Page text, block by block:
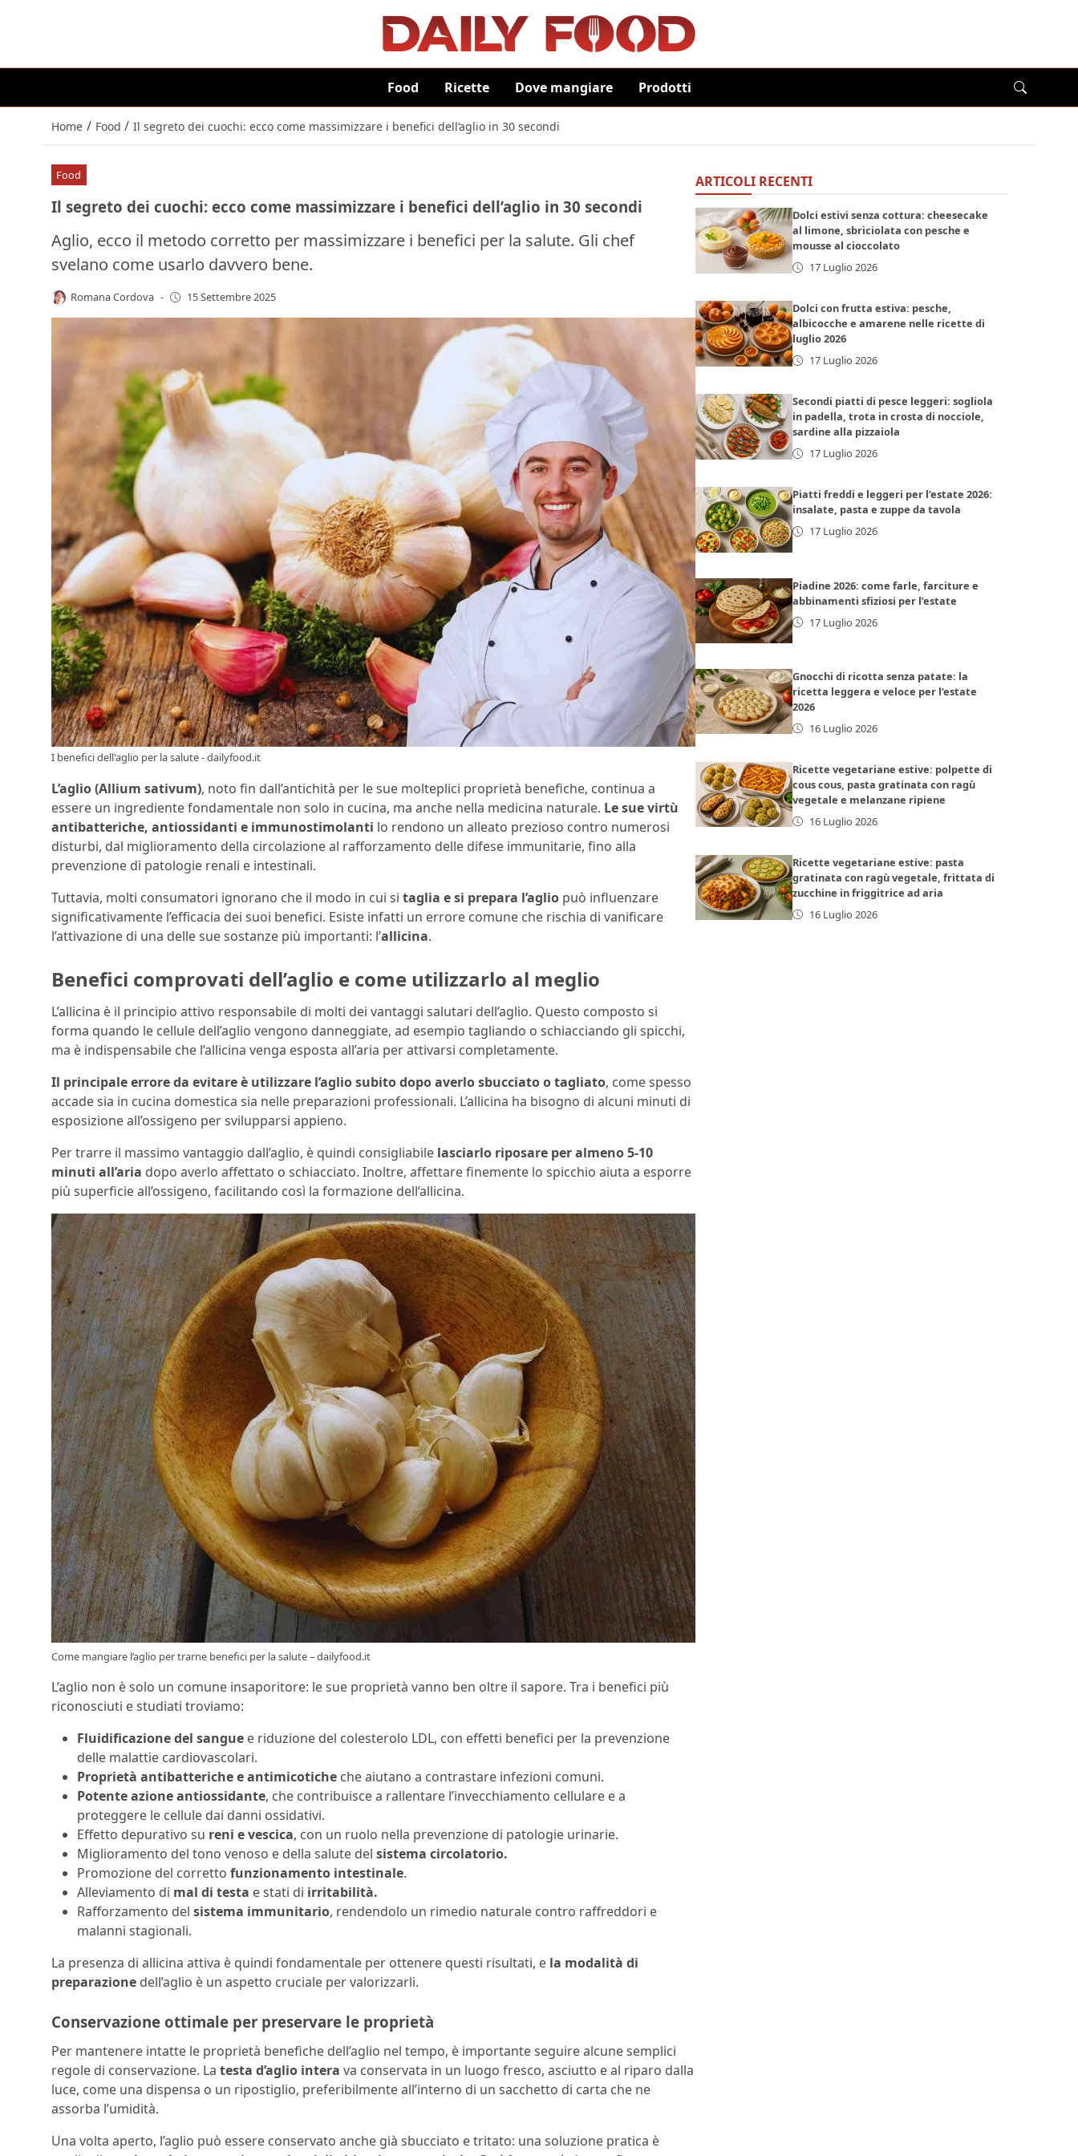
Food Ricette Dove mangiare Prodotti
Home / Food / Il segreto dei cuochi: ecco come massimizzare i benefici dell’aglio in 30 secondi
Food
Il segreto dei cuochi: ecco come massimizzare i benefici dell’aglio in 30 secondi
Aglio, ecco il metodo corretto per massimizzare i benefici per la salute. Gli chef
svelano come usarlo davvero bene.
Romana Cordova - 15 Settembre 2025
I benefici dell'aglio per la salute - dailyfood.it
L’aglio (Allium sativum), noto fin dall’antichità per le sue molteplici proprietà benefiche, continua a
essere un ingrediente fondamentale non solo in cucina, ma anche nella medicina naturale. Le sue virtù
antibatteriche, antiossidanti e immunostimolanti lo rendono un alleato prezioso contro numerosi
disturbi, dal miglioramento della circolazione al rafforzamento delle difese immunitarie, fino alla
prevenzione di patologie renali e intestinali.
Tuttavia, molti consumatori ignorano che il modo in cui si taglia e si prepara l’aglio può influenzare
significativamente l’efficacia dei suoi benefici. Esiste infatti un errore comune che rischia di vanificare
l’attivazione di una delle sue sostanze più importanti: l’allicina.
Benefici comprovati dell’aglio e come utilizzarlo al meglio
L’allicina è il principio attivo responsabile di molti dei vantaggi salutari dell’aglio. Questo composto si
forma quando le cellule dell’aglio vengono danneggiate, ad esempio tagliando o schiacciando gli spicchi,
ma è indispensabile che l’allicina venga esposta all’aria per attivarsi completamente.
Il principale errore da evitare è utilizzare l’aglio subito dopo averlo sbucciato o tagliato, come spesso
accade sia in cucina domestica sia nelle preparazioni professionali. L’allicina ha bisogno di alcuni minuti di
esposizione all’ossigeno per svilupparsi appieno.
Per trarre il massimo vantaggio dall’aglio, è quindi consigliabile lasciarlo riposare per almeno 5-10
minuti all’aria dopo averlo affettato o schiacciato. Inoltre, affettare finemente lo spicchio aiuta a esporre
più superficie all’ossigeno, facilitando così la formazione dell’allicina.
Come mangiare l’aglio per trarne benefici per la salute – dailyfood.it
L’aglio non è solo un comune insaporitore: le sue proprietà vanno ben oltre il sapore. Tra i benefici più
riconosciuti e studiati troviamo:
Fluidificazione del sangue e riduzione del colesterolo LDL, con effetti benefici per la prevenzione
delle malattie cardiovascolari.
Proprietà antibatteriche e antimicotiche che aiutano a contrastare infezioni comuni.
Potente azione antiossidante, che contribuisce a rallentare l’invecchiamento cellulare e a
proteggere le cellule dai danni ossidativi.
Effetto depurativo su reni e vescica, con un ruolo nella prevenzione di patologie urinarie.
Miglioramento del tono venoso e della salute del sistema circolatorio.
Promozione del corretto funzionamento intestinale.
Alleviamento di mal di testa e stati di irritabilità.
Rafforzamento del sistema immunitario, rendendolo un rimedio naturale contro raffreddori e
malanni stagionali.
La presenza di allicina attiva è quindi fondamentale per ottenere questi risultati, e la modalità di
preparazione dell’aglio è un aspetto cruciale per valorizzarli.
Conservazione ottimale per preservare le proprietà
Per mantenere intatte le proprietà benefiche dell’aglio nel tempo, è importante seguire alcune semplici
regole di conservazione. La testa d’aglio intera va conservata in un luogo fresco, asciutto e al riparo dalla
luce, come una dispensa o un ripostiglio, preferibilmente all’interno di un sacchetto di carta che ne
assorba l’umidità.
Una volta aperto, l’aglio può essere conservato anche già sbucciato e tritato: una soluzione pratica è
ARTICOLI RECENTI
Dolci estivi senza cottura: cheesecake
al limone, sbriciolata con pesche e
mousse al cioccolato
17 Luglio 2026
Dolci con frutta estiva: pesche,
albicocche e amarene nelle ricette di
luglio 2026
17 Luglio 2026
Secondi piatti di pesce leggeri: sogliola
in padella, trota in crosta di nocciole,
sardine alla pizzaiola
17 Luglio 2026
Piatti freddi e leggeri per l’estate 2026:
insalate, pasta e zuppe da tavola
17 Luglio 2026
Piadine 2026: come farle, farciture e
abbinamenti sfiziosi per l’estate
17 Luglio 2026
Gnocchi di ricotta senza patate: la
ricetta leggera e veloce per l’estate
2026
16 Luglio 2026
Ricette vegetariane estive: polpette di
cous cous, pasta gratinata con ragù
vegetale e melanzane ripiene
16 Luglio 2026
Ricette vegetariane estive: pasta
gratinata con ragù vegetale, frittata di
zucchine in friggitrice ad aria
16 Luglio 2026